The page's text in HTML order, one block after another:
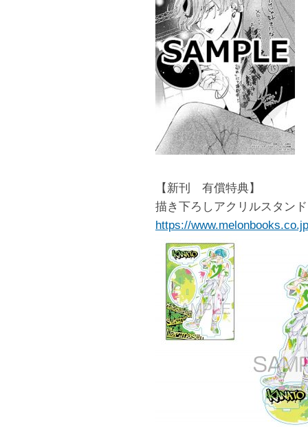
【新刊 有償特典】
描き下ろしアクリルスタン
https://